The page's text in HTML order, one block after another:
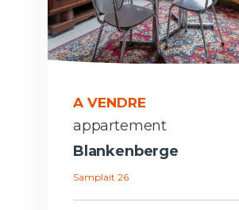
A VENDRE
appartement
Blankenberge
Samplait 26